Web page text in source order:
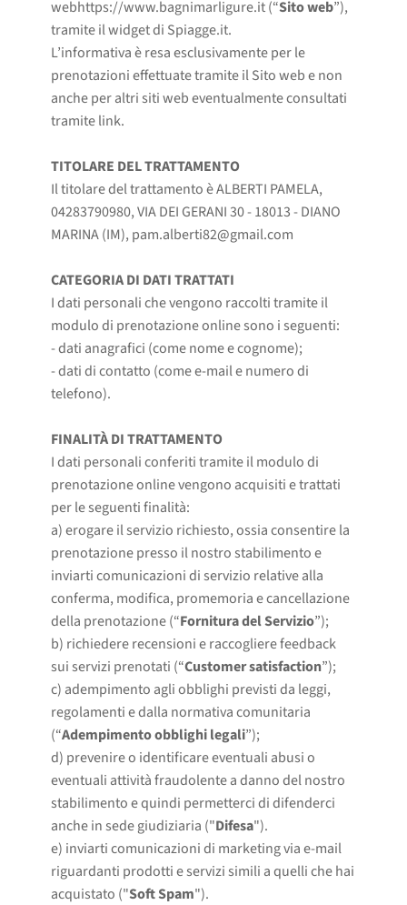
webhttps://www.bagnimarligure.it(“Sito web”),
tramite il widget di Spiagge.it.
L’informativa è resa esclusivamente per le
prenotazioni effettuate tramite il Sito web e non
anche per altri siti web eventualmente consultati
tramite link.
TITOLARE DEL TRATTAMENTO
Il titolare del trattamento è ALBERTI PAMELA,
04283790980, VIA DEI GERANI 30 - 18013 - DIANO
MARINA (IM), pam.alberti82@gmail.com
CATEGORIA DI DATI TRATTATI
I dati personali che vengono raccolti tramite il
modulo di prenotazione online sono i seguenti:
- dati anagrafici (come nome e cognome);
- dati di contatto (come e-mail e numero di
telefono).
FINALITÀ DI TRATTAMENTO
I dati personali conferiti tramite il modulo di
prenotazione online vengono acquisiti e trattati
per le seguenti finalità:
a) erogare il servizio richiesto, ossia consentire la
prenotazione presso il nostro stabilimento e
inviarti comunicazioni di servizio relative alla
conferma, modifica, promemoria e cancellazione
della prenotazione (“Fornitura del Servizio”);
b) richiedere recensioni e raccogliere feedback
sui servizi prenotati (“Customer satisfaction”);
c) adempimento agli obblighi previsti da leggi,
regolamenti e dalla normativa comunitaria
(“Adempimento obblighi legali”);
d) prevenire o identificare eventuali abusi o
eventuali attività fraudolente a danno del nostro
stabilimento e quindi permetterci di difenderci
anche in sede giudiziaria ("Difesa").
e) inviarti comunicazioni di marketing via e-mail
riguardanti prodotti e servizi simili a quelli che hai
acquistato ("Soft Spam").